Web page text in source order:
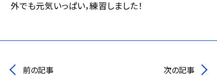
外でも元気いっぱい，練習しました！
前の記事 次の記事